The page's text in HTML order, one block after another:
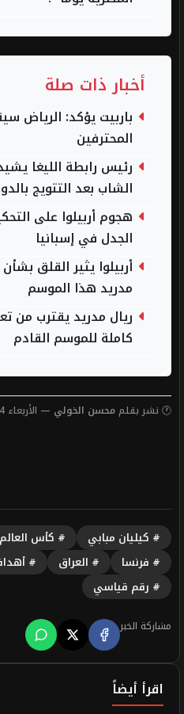
أخبار ذات صلة
باربيت يؤكد: الرياض
المحترفين
رئيس رابطة الليغا
الشاب بعد التتويج
هجوم أربيلوا على
الجدل في إسبانيا
أربيلوا يثير القلق
مدريد هذا الموسم
ريال مدريد يقترب من
كاملة للموسم القادم
🕐 نشر بقلممحسن الخولي — الأربعاء 24 يونيو 2026 — 12:09 صباحاً
# كيليان مبابي # كأس العالم
# فرنسا
# العراق
#
# رقم قياسي
مشاركة الخبر
اقرأ أيضاً